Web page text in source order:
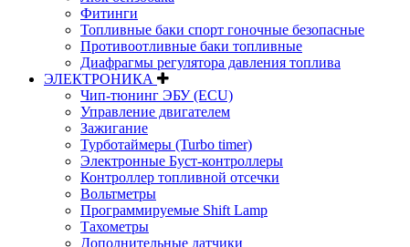
Фитинги
Топливные баки спорт гоночные безопасные
Противоотливные баки топливные
Диафрагмы регулятора давления топлива
ЭЛЕКТРОНИКА
Чип-тюнинг ЭБУ (ECU)
Управление двигателем
Зажигание
Турботаймеры (Turbo timer)
Электронные Буст-контроллеры
Контроллер топливной отсечки
Вольтметры
Программируемые Shift Lamp
Тахометры
Дополнительные датчики